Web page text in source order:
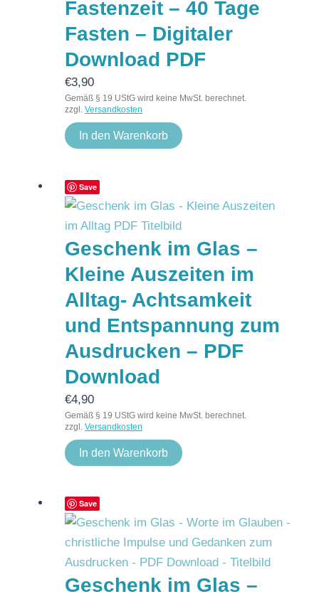
Fastenzeit – 40 Tage
Fasten – Digitaler
Download PDF
€3,90
Gemäß § 19 UStG wird keine MwSt. berechnet.
zzgl. Versandkosten
In den Warenkorb
Save
Geschenk im Glas –
Kleine Auszeiten im
Alltag- Achtsamkeit
und Entspannung zum
Ausdrucken – PDF
Download
€4,90
Gemäß § 19 UStG wird keine MwSt. berechnet.
zzgl. Versandkosten
In den Warenkorb
Save
Geschenk im Glas –